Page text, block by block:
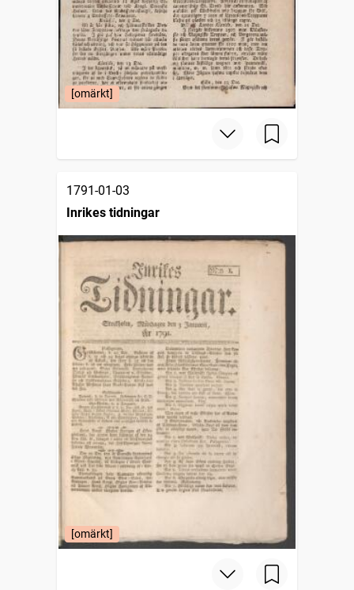
[omärkt]
1791-01-03
Inrikes tidningar
[omärkt]